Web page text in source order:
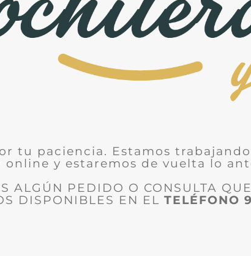
tu paciencia. Estamos
online y estaremos de vuelta lo
ALGÚN PEDIDO O CONSULTA
DISPONIBLES EN EL TELÉFONO